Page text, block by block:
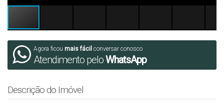
Agora ficou mais fácil conversar conosco
Atendimento peloWhatsApp
Descrição do Imóvel